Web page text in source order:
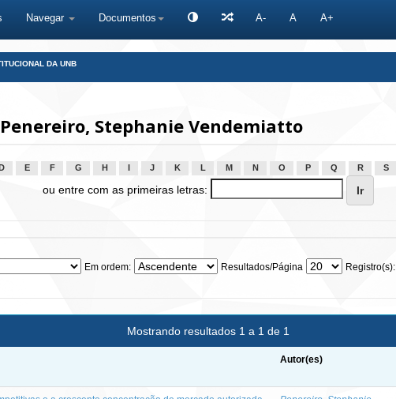
Navegar Documentos A- A A+
DA UNB
Stephanie Vendemiatto
D E F G H J K L M N O P Q R S
ou entre com as primeiras letras:
Em ordem: Resultados/Página Registro(s):
Mostrando resultados 1 a 1 de 1
Autor(es)